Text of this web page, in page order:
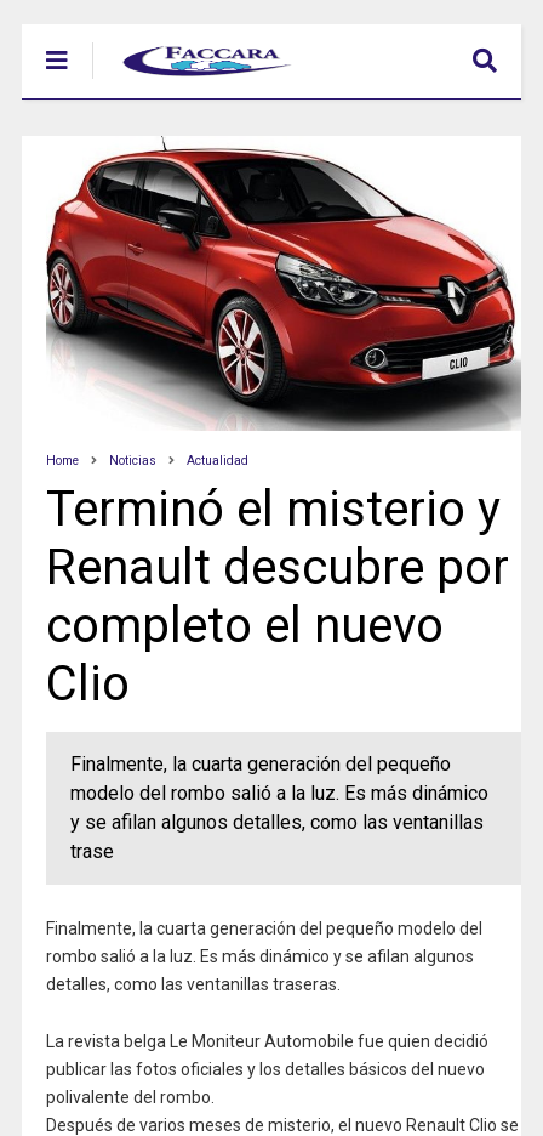
Home Noticias Actualidad
Terminó el misterio y
Renault descubre por
completo el nuevo
Clio
Finalmente, la cuarta generación del pequeño
modelo del rombo salió a la luz. Es más dinámico
y se afilan algunos detalles, como las ventanillas
trase
Finalmente, la cuarta generación del pequeño modelo del
rombo salió a la luz. Es más dinámico y se afilan algunos
detalles, como las ventanillas traseras.
La revista belga Le Moniteur Automobile fue quien decidió
publicar las fotos oficiales y los detalles básicos del nuevo
polivalente del rombo.
Después de varios meses de misterio, el nuevo Renault Clio se